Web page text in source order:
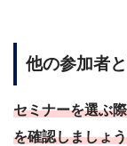
他の参加者
セミナーを選ぶ
を確認しましょ